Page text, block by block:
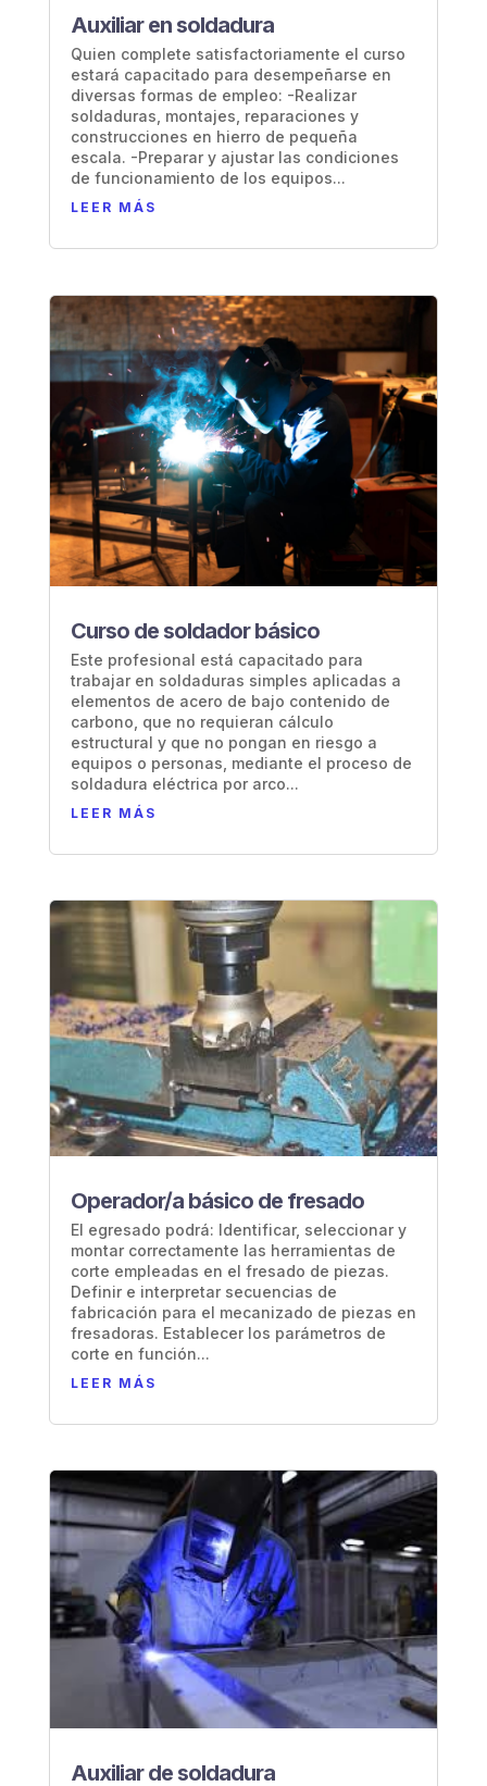
Auxiliar en soldadura
Quien complete satisfactoriamente el curso
estará capacitado para desempeñarse en
diversas formas de empleo: -Realizar
soldaduras, montajes, reparaciones y
construcciones en hierro de pequeña
escala. -Preparar y ajustar las condiciones
de funcionamiento de los equipos...
LEER MÁS
Curso de soldador básico
Este profesional está capacitado para
trabajar en soldaduras simples aplicadas a
elementos de acero de bajo contenido de
carbono, que no requieran cálculo
estructural y que no pongan en riesgo a
equipos o personas, mediante el proceso de
soldadura eléctrica por arco...
LEER MÁS
Operador/a básico de fresado
El egresado podrá: Identificar, seleccionar y
montar correctamente las herramientas de
corte empleadas en el fresado de piezas.
Definir e interpretar secuencias de
fabricación para el mecanizado de piezas en
fresadoras. Establecer los parámetros de
corte en función...
LEER MÁS
Auxiliar de soldadura